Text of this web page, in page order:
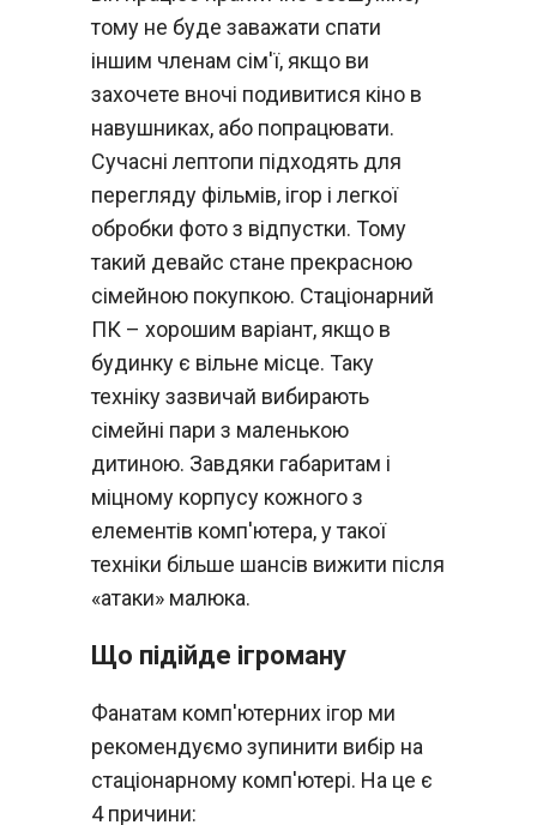
тому не буде заважати спати
іншим членам сім'ї, якщо ви
захочете вночі подивитися кіно в
навушниках, або попрацювати.
Сучасні лептопи підходять для
перегляду фільмів, ігор і легкої
обробки фото з відпустки. Тому
такий девайс стане прекрасною
сімейною покупкою. Стаціонарний
ПК – хорошим варіант, якщо в
будинку є вільне місце. Таку
техніку зазвичай вибирають
сімейні пари з маленькою
дитиною. Завдяки габаритам і
міцному корпусу кожного з
елементів комп'ютера, у такої
техніки більше шансів вижити після
«атаки» малюка.
Що підійде ігроману
Фанатам комп'ютерних ігор ми
рекомендуємо зупинити вибір на
стаціонарному комп'ютері. На це є
4 причини: